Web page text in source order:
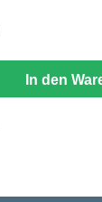
In den